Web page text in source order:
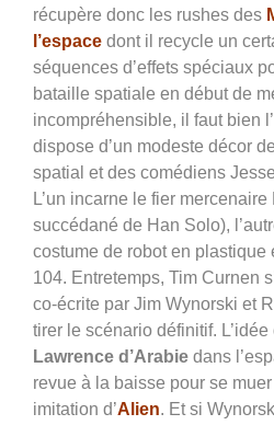
récupère donc les rushes des
l’espace dont il recycle un
séquences d’effets spéciaux
bataille spatiale en début de
incompréhensible, il faut bien
dispose d’un modeste décor
spatial et des comédiens
L’un incarne le fier
succédané de Han Solo),
costume de robot en plastique
104. Entretemps, Tim Curnen
co-écrite par Jim Wynorski et
tirer le scénario définitif.
Lawrence d’Arabie dans
revue à la baisse pour se
imitation d’Alien. Et si